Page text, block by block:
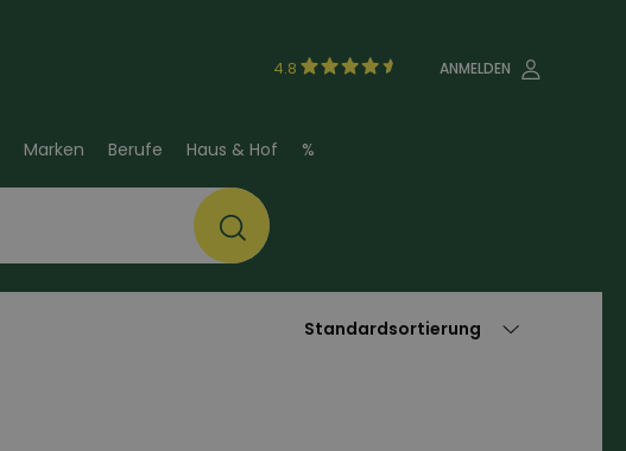
4.8 ANMELDEN
Marken Berufe Haus & Hof %